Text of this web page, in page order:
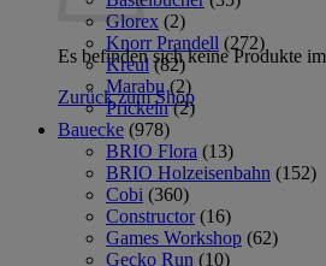
Es befinden sich keine Produkte
Zurück zum Shop
Glorex (2)
Knorr Prandell (272)
Kreul (82)
Marabu (2)
Prickeln (2)
Bauecke (978)
BRIO Flora (13)
BRIO Holzeisenbahn (152)
Cobi (360)
Constructor (16)
Games Workshop (62)
Gecko Run (10)